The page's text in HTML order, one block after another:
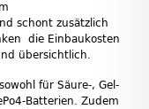
schont zusätzlich
die Einbaukosten
übersichtlich.
für Säure-, Gel-
Batterien. Zudem